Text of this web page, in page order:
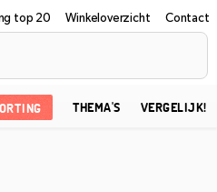
top 20 Winkeloverzicht Contact
VERGELIJK!
THEMA'S